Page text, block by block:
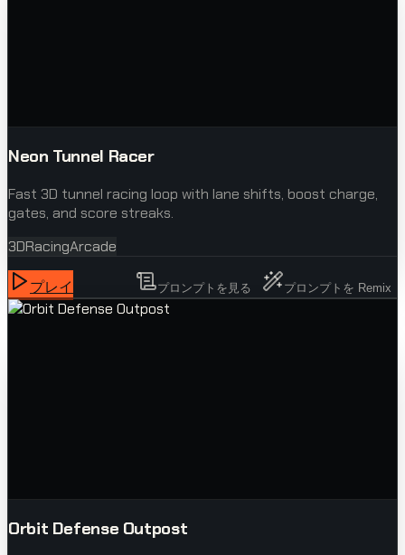
Neon Tunnel Racer
Fast 3D tunnel racing loop with lane shifts, boost charge,
gates, and score streaks.
3DRacingArcade
プレイ プロンプトを見る プロンプトを Remix
Orbit Defense Outpost